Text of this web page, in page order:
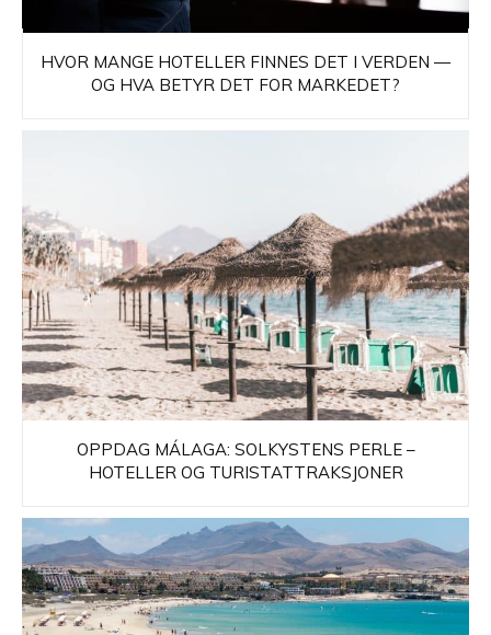
HVOR MANGE HOTELLER FINNES DET I VERDEN —
OG HVA BETYR DET FOR MARKEDET?
OPPDAG MÁLAGA: SOLKYSTENS PERLE –
HOTELLER OG TURISTATTRAKSJONER